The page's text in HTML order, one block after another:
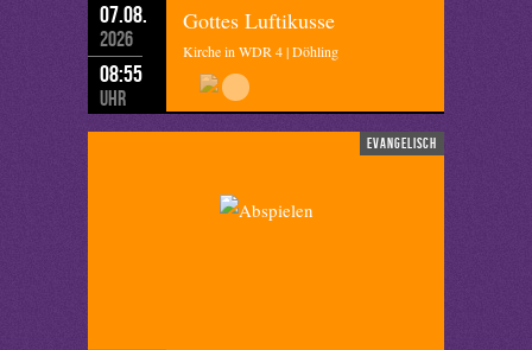
07.08.
2026
08:55
Uhr
Gottes Luftikusse
Kirche in WDR 4 | Döhling
evangelisch